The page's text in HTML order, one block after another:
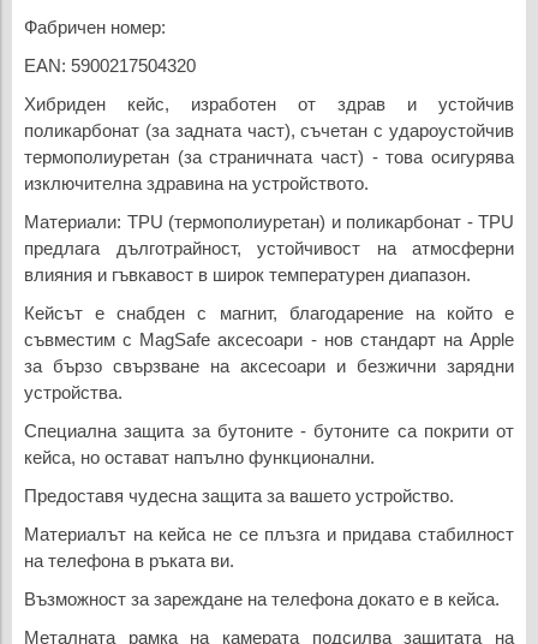
Фабричен номер:
EAN: 5900217504320
Хибриден кейс, изработен от здрав и устойчив
поликарбонат (за задната част), съчетан с удароустойчив
термополиуретан (за страничната част) - това осигурява
изключителна здравина на устройството.
Материали: TPU (термополиуретан) и поликарбонат - TPU
предлага дълготрайност, устойчивост на атмосферни
влияния и гъвкавост в широк температурен диапазон.
Кейсът е снабден с магнит, благодарение на който е
съвместим с MagSafe аксесоари - нов стандарт на Apple
за бързо свързване на аксесоари и безжични зарядни
устройства.
Специална защита за бутоните - бутоните са покрити от
кейса, но остават напълно функционални.
Предоставя чудесна защита за вашето устройство.
Материалът на кейса не се плъзга и придава стабилност
на телефона в ръката ви.
Възможност за зареждане на телефона докато е в кейса.
Металната рамка на камерата подсилва защитата на